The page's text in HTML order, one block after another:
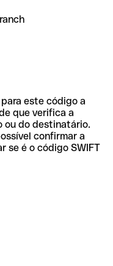
este código a
que verifica a
ou do destinatário.
confirmar a
se é o código SWIFT